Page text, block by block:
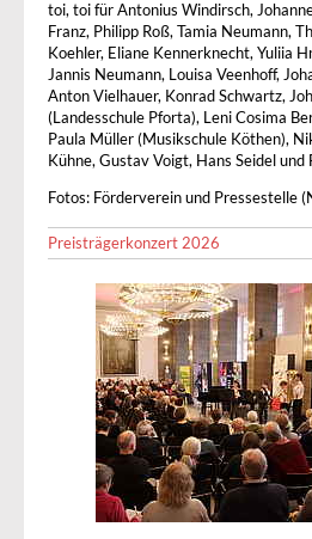
toi, toi für Antonius Windirsch,
Franz, Philipp Roß, Tamia Neumann,
Koehler, Eliane Kennerknecht, Yuliia
Jannis Neumann, Louisa Veenhoff,
Anton Vielhauer, Konrad Schwartz,
(Landesschule Pforta), Leni Cosima
Paula Müller (Musikschule Köthen),
Kühne, Gustav Voigt, Hans Seidel
Fotos: Förderverein und Pressestelle
Preisträgerkonzert 2026